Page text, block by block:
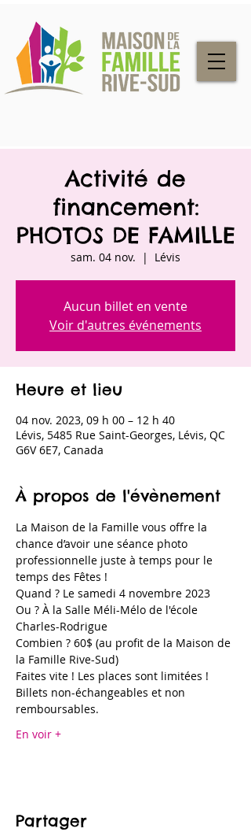
Activité de
financement:
PHOTOS DE FAMILLE
sam. 04 nov.
  |
Lévis
Aucun billet en vente
Voir d'autres événements
Heure et lieu
04 nov. 2023, 09 h 00 – 12 h 40
Lévis, 5485 Rue Saint-Georges, Lévis, QC
G6V 6E7, Canada
À propos de l'évènement
La Maison de la Famille vous offre la
chance d’avoir une séance photo
professionnelle juste à temps pour le
temps des Fêtes !
Quand ? Le samedi 4 novembre 2023
Ou ? À la Salle Méli-Mélo de l'école
Charles-Rodrigue
Combien ? 60$ (au profit de la Maison de
la Famille Rive-Sud)
Faites vite ! Les places sont limitées !
Billets non-échangeables et non
remboursables.
En voir +
Partager